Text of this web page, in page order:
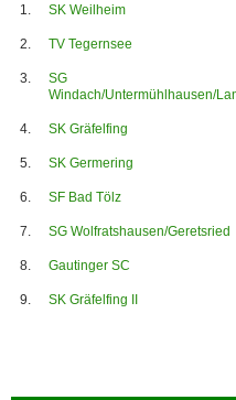
1. SK Weilheim
2. TV Tegernsee
3.
SG
Windach/Untermühlhausen/
4. SK Gräfelfing
5. SK Germering
6. SF Bad Tölz
7. SG Wolfratshausen/Geretsried
8. Gautinger SC
9. SK Gräfelfing II